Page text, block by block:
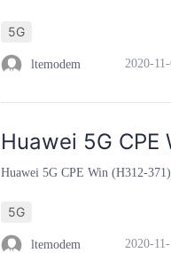
5G
ltemodem 2020-
Huawei 5G CPE
Huawei 5G CPE Win (H312-
5G
ltemodem 2020-